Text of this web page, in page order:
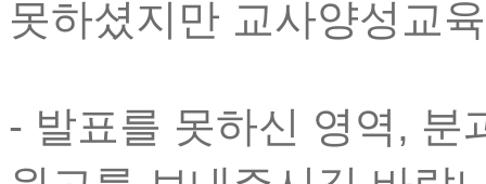
못하셨지만 교사양성교
- 발표를 못하신 영역, 분